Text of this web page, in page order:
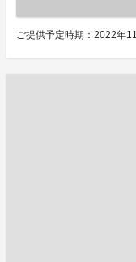
ご提供予定時期：2022年